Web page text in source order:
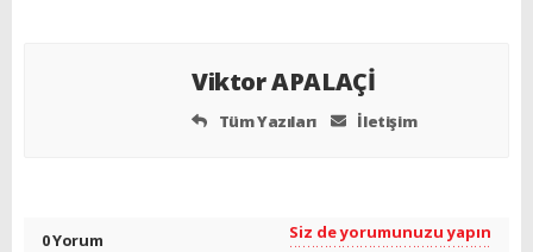
Viktor APALAÇİ
Tüm Yazıları İletişim
0 Yorum Siz de yorumunuzu yapın